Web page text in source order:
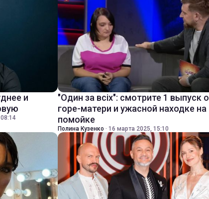
и
"Один за всіх": смотрите 1 выпуск о
горе-матери и ужасной находке на
помойке
Полина Кузенко · 16 марта 2025, 15:10